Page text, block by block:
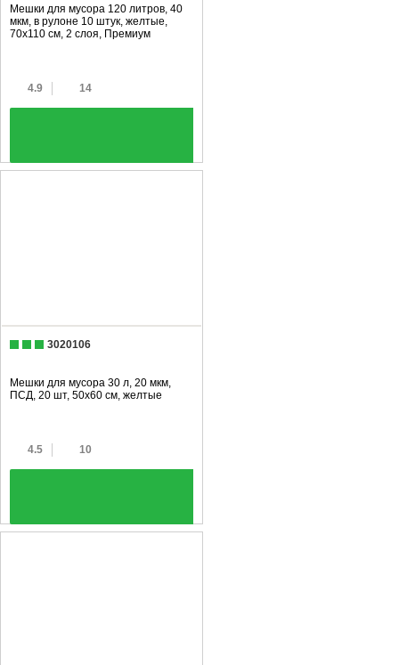
Мешки для мусора 120 литров, 40
мкм, в рулоне 10 штук, желтые,
70x110 см, 2 слоя, Премиум
4.9 14
3020106
Мешки для мусора 30 л, 20 мкм,
ПСД, 20 шт, 50х60 см, желтые
4.5 10